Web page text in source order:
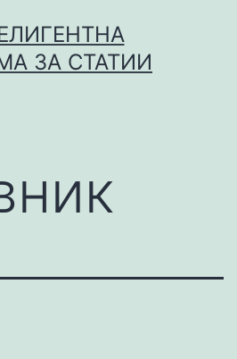
ЗА СТАТИИ